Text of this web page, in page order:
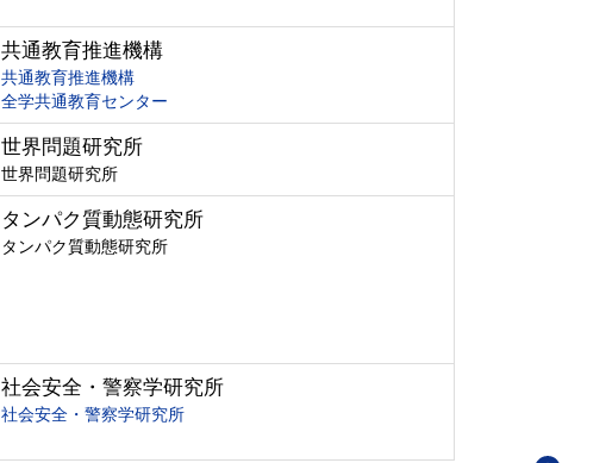
共通教育推進機構
共通教育推進機構
全学共通教育センター
世界問題研究所
世界問題研究所
タンパク質動態研究所
タンパク質動態研究所
社会安全・警察学研究所
社会安全・警察学研究所